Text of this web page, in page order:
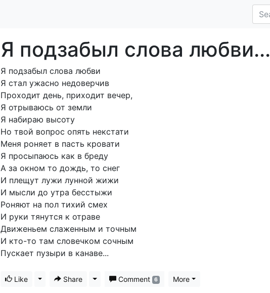
Я подзабыл слова любви...
Я подзабыл слова любви
Я стал ужасно недоверчив
Проходит день, приходит вечер,
Я отрываюсь от земли
Я набираю высоту
Но твой вопрос опять некстати
Меня роняет в пасть кровати
Я просыпаюсь как в бреду
А за окном то дождь, то снег
И плещут лужи лунной жижи
И мысли до утра бесстыжи
Роняют на пол тихий смех
И руки тянутся к отраве
Движеньем слаженным и точным
И кто-то там словечком сочным
Пускает пузыри в канаве...
Like Toggle Dropdown
Share Toggle Dropdown
Comment 6 More